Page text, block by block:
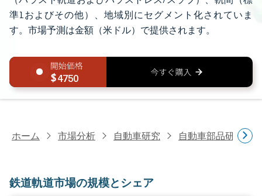
準1およびその他）、地域別にセグメント化されていま
す。市場予測は金額（米ドル）で提供されます。
4750
ホーム 市場分析 自動車研究 自動車部品研究
鉄道軌道市場の規模とシェア